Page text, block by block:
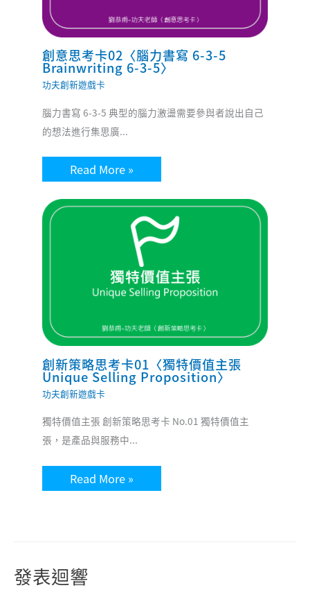
創意思考卡02〈腦力書寫 6-3-5
Brainwriting 6-3-5〉
功夫創新遊戲卡
腦力書寫 6-3-5 典型的腦力激盪需要參與者說出自己
的想法進行集思廣...
Read More »
創新策略思考卡01〈獨特價值主張
Unique Selling Proposition〉
功夫創新遊戲卡
獨特價值主張 創新策略思考卡 No.01 獨特價值主
張，是產品與服務中...
Read More »
發表迴響